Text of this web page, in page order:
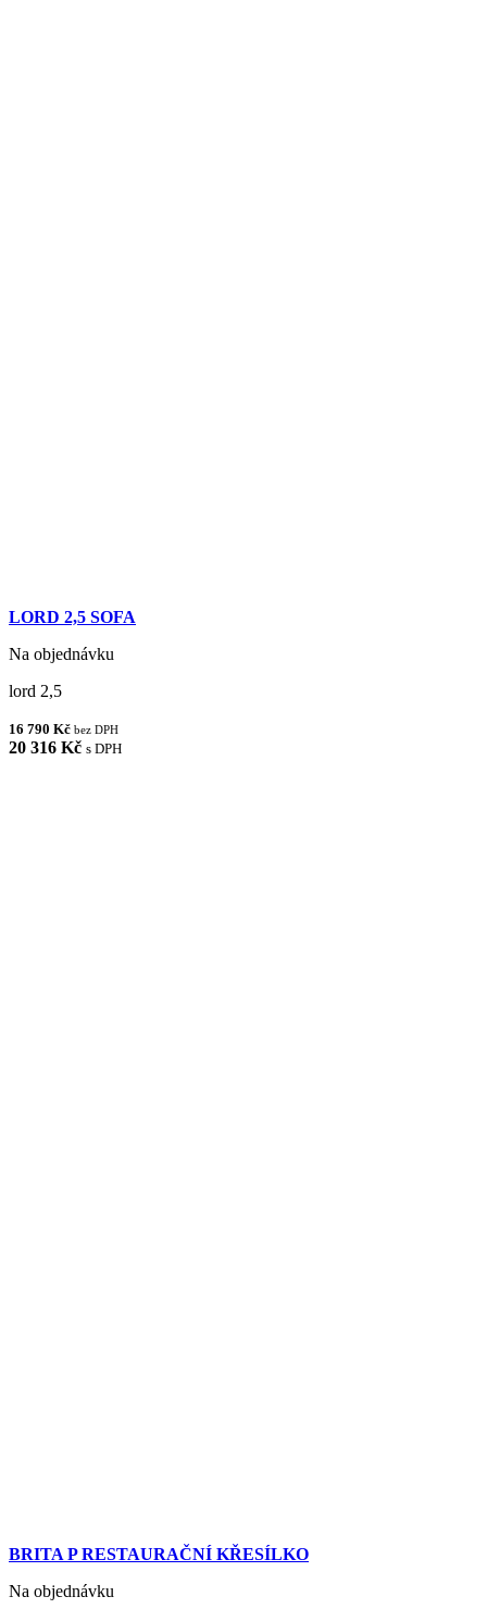
LORD 2,5 SOFA
Na objednávku
lord 2,5
16 790 Kč bez DPH
20 316 Kč s DPH
BRITA P RESTAURAČNÍ KŘESÍLKO
Na objednávku